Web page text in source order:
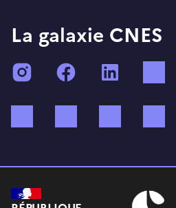
La galaxie CNES
InstagramFacebook